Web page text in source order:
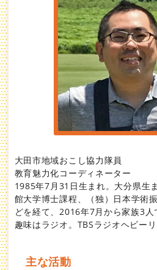
大田市地域おこし協力隊員
教育魅力化コーディネーター
1985年7月31日生まれ。大分県生
館大学博士課程、（独）日本学術
どを経て、2016年7月から家族3人
趣味はラジオ。TBSラジオヘビーリ
主な活動